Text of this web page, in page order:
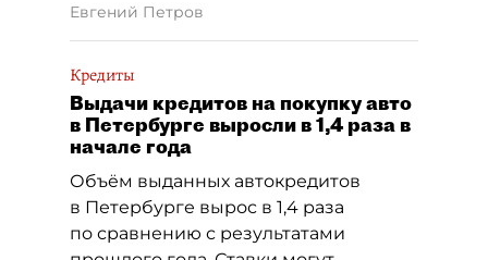
Евгений Петров
Кредиты
Выдачи кредитов на покупку авто
в Петербурге выросли в 1,4 раза в
начале года
Объём выданных автокредитов
в Петербурге вырос в 1,4 раза
по сравнению с результатами